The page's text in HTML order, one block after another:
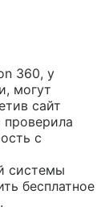
360, у
могут
сайт
проверила
с
системы
бесплатное